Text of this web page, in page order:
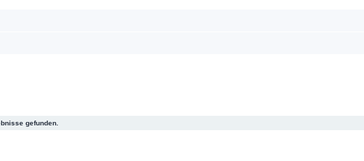
gefunden.